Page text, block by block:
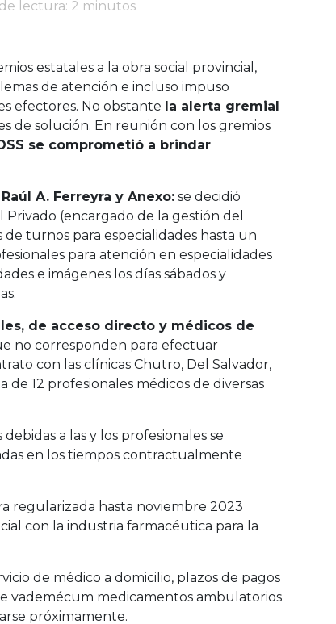
de lectura: 2 minutos
estatales a la obra social provincial,
de atención e incluso impuso
efectores. No obstante la alerta gremial
de solución. En reunión con los gremios
se comprometió a brindar
A. Ferreyra y Anexo: se decidió
(encargado de la gestión del
turnos para especialidades hasta un
para atención en especialidades
e imágenes los días sábados y
de acceso directo y médicos de
no corresponden para efectuar
con las clínicas Chutro, Del Salvador,
12 profesionales médicos de diversas
debidas a las y los profesionales se
en los tiempos contractualmente
regularizada hasta noviembre 2023
con la industria farmacéutica para la
de médico a domicilio, plazos de pagos
vademécum medicamentos ambulatorios
próximamente.